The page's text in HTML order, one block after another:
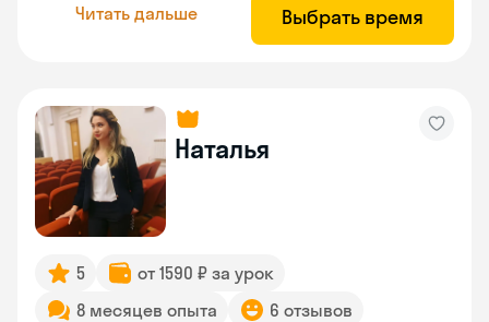
Читать дальше Выбрать время
Наталья
5
от 1590 ₽ за урок
8 месяцев опыта
6 отзывов